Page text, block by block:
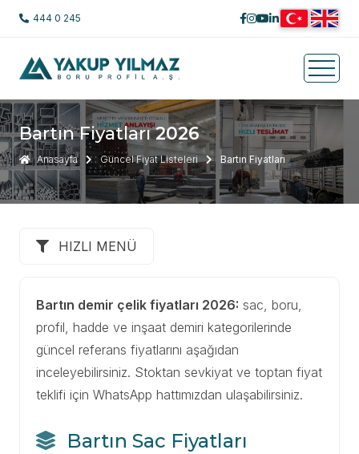
444 0 245
Bartın Fiyatları2026
Anasayfa Güncel Fiyat Listeleri Bartın Fiyatları
HIZLI MENÜ
Bartın demir çelik fiyatları 2026: sac, boru,
profil, hadde ve inşaat demiri kategorilerinde
güncel referans fiyatlarını aşağıdan
inceleyebilirsiniz. Stoktan sevkiyat ve toptan fiyat
teklifi için WhatsApp hattımızdan ulaşabilirsiniz.
Bartın Sac Fiyatları